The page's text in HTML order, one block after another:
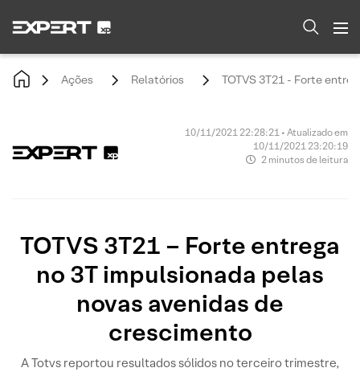
Ações Relatórios TOTVS 3T21 - Forte
10/11/2021 22:28:21 • Atualizado em
10/11/2021 23:20:19
2 minutos de leitura
TOTVS 3T21 – Forte entrega
no 3T impulsionada pelas
novas avenidas de
crescimento
A Totvs reportou resultados sólidos no terceiro trimestre,